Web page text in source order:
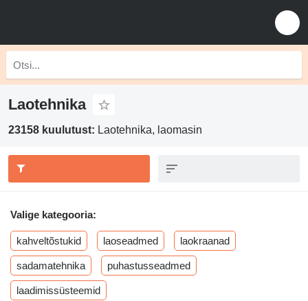
Laotehnika
23158 kuulutust: Laotehnika, laomasin
Valige kategooria:
kahveltõstukid laoseadmed laokraanad
sadamatehnika puhastusseadmed
laadimissüsteemid